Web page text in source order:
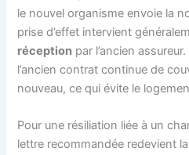
le nouvel organisme envoie la
prise d’effet intervient
réception par l’ancien
l’ancien contrat continue de
nouveau, ce qui évite le
Pour une résiliation liée à un
lettre recommandée redevient